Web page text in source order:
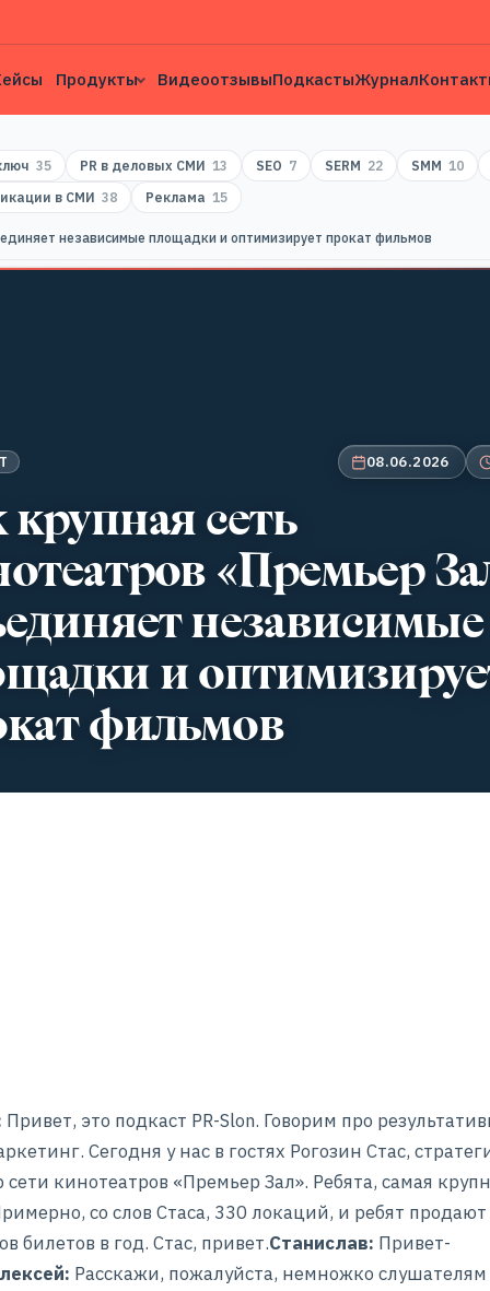
Продукты ВидеоотзывыПодкастыЖурнал
35 PR в деловых СМИ 13 SEO 7 SERM 22 SMM 10
в СМИ 38 Реклама 15
независимые площадки и оптимизирует прокат фильмов
08.06.2026
сеть
«Премьер
независимые
и
фильмов
Привет, это подкаст PR-Slon. Говорим про
Сегодня у нас в гостях Рогозин Стас,
кинотеатров «Премьер Зал». Ребята, самая
со слов Стаса, 330 локаций, и ребят
билетов в год. Стас, привет.Станислав: Привет-
Расскажи, пожалуйста, немножко слушателям